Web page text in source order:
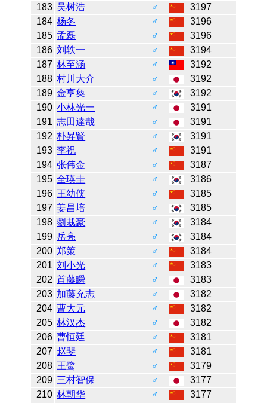
183 吴树浩 ♂
3197
184 杨冬 ♂
3196
185 孟磊 ♂
3196
186 刘轶一 ♂
3194
187 林至涵 ♂
3192
188 村川大介 ♂
3192
189 金亨奐 ♂
3192
190 小林光一 ♂
3191
191 志田達哉 ♂
3191
192 朴昇賢 ♂
3191
193 李祝 ♂
3191
194 张伟金 ♂
3187
195 全瑛圭 ♂
3186
196 王幼侠 ♂
3185
197 姜昌培 ♂
3185
198 劉栽豪 ♂
3184
199 岳亮 ♂
3184
200 郑策 ♂
3184
201 刘小光 ♂
3183
202 首藤瞬 ♂
3183
203 加藤充志 ♂
3182
204 曹大元 ♂
3182
205 林汉杰 ♂
3182
206 曹恒廷 ♂
3181
207 赵斐 ♂
3181
208 王鹭 ♂
3179
209 三村智保 ♂
3177
210 林朝华 ♂
3177